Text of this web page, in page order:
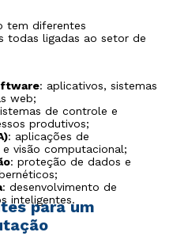
tem diferentes
todas ligadas ao setor de
: aplicativos, sistemas
web;
de controle e
produtivos;
: aplicações de
visão computacional;
: proteção de dados e
: desenvolvimento de
inteligentes.
para um